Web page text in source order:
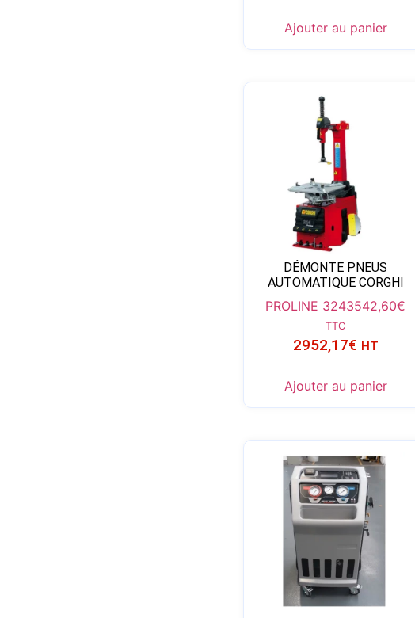
Ajouter au panier
DÉMONTE PNEUS
AUTOMATIQUE CORGHI
PROLINE 3243542,60€
TTC
2952,17€ HT
Ajouter au panier